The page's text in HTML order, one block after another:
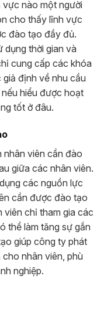
nào một người
cho thấy lĩnh vực
đào tạo đầy đủ.
dụng thời gian và
cung cấp các khóa
định về nhu cầu
hiểu được hoạt
tốt ở đâu.
viên cần đào
giữa các nhân viên.
các nguồn lực
cần được đào tạo
viên chỉ tham gia các
thể làm tăng sự gắn
giúp công ty phát
nhân viên, phù
nghiệp.